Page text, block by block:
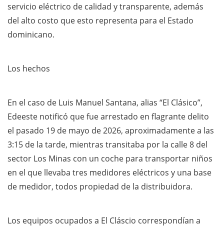
servicio eléctrico de calidad y transparente, además
del alto costo que esto representa para el Estado
dominicano.
Los hechos
En el caso de Luis Manuel Santana, alias “El Clásico”,
Edeeste notificó que fue arrestado en flagrante delito
el pasado 19 de mayo de 2026, aproximadamente a las
3:15 de la tarde, mientras transitaba por la calle 8 del
sector Los Minas con un coche para transportar niños
en el que llevaba tres medidores eléctricos y una base
de medidor, todos propiedad de la distribuidora.
Los equipos ocupados a El Cláscio correspondían a